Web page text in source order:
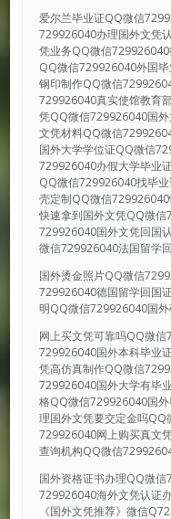
爱尔兰毕业证QQ微信
729926040办理国外文凭
凭业务QQ微信
QQ微信729926040外国
钢印制作QQ微信
729926040真实使馆教育
凭QQ微信729926040国
文凭材料QQ微信
国外大学学位证QQ微信
729926040办假大学毕业
QQ微信729926040找毕
壳定制QQ微信
快速拿到国外文凭QQ微
729926040国外文凭回国
微信729926040法国留学
国外烫金照片QQ微信
729926040德国留学回国
明QQ微信729926040国
网上买文凭可靠吗QQ微
729926040国外本科毕业
凭高仿真制作QQ微信
729926040国外大学有毕
格QQ微信729926040国
理国外文凭要交定金吗
729926040网上购买真文
查询机构QQ微信
国外资格证书办理QQ微
729926040海外文凭认证
《国外文凭推荐》微信